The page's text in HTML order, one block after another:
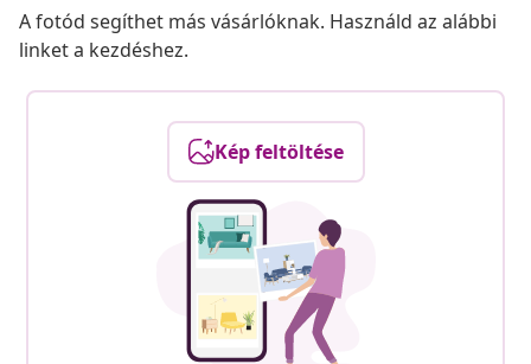
A fotód segíthet más vásárlóknak. Használd az alábbi
linket a kezdéshez.
Kép feltöltése